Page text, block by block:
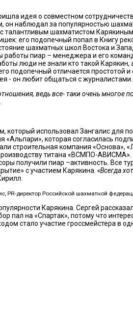
идея о совместном
он наблюдал за популярностью
шахматистом
его подопечный попал в Книгу
шахматных школ Востока и
пиар – менеджера и его
люди не знали кто такой Карякин,
подопечный отличается простотой
- он любит общаться с журналистами.
ведь все- таки очень многое
использовал Зангалис для
которая согласилась
строительная компания «Основа»,
титана «ВСМПО-
получили пиар –активность. Все
с участием Карякина. «Всегда
PR-директор Российской шахматной
Карякина. Сергей
пал на «Спартак», потому что
стало участие гроссмейстера в